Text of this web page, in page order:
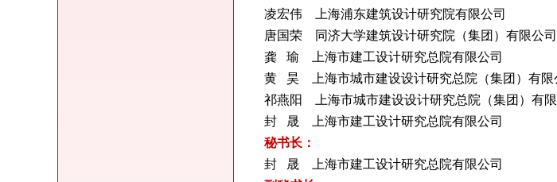
凌宏伟 上海浦东建筑设计研究院有限公司
唐国荣 同济大学建筑设计研究院（集团）有限公司
龚 瑜 上海市建工设计研究总院有限公司
黄 昊 上海市城市建设设计研究总院（集团）有限
祁燕阳 上海市城市建设设计研究总院（集团）有限
封 晟
上海市建工设计研究总院有限公司
秘书长：
封 晟
上海市建工设计研究总院有限公司